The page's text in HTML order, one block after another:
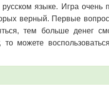
языке. Игра очень
верный. Первые
тем больше денег
то можете